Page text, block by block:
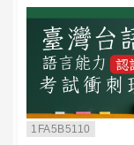
1FA5B5110